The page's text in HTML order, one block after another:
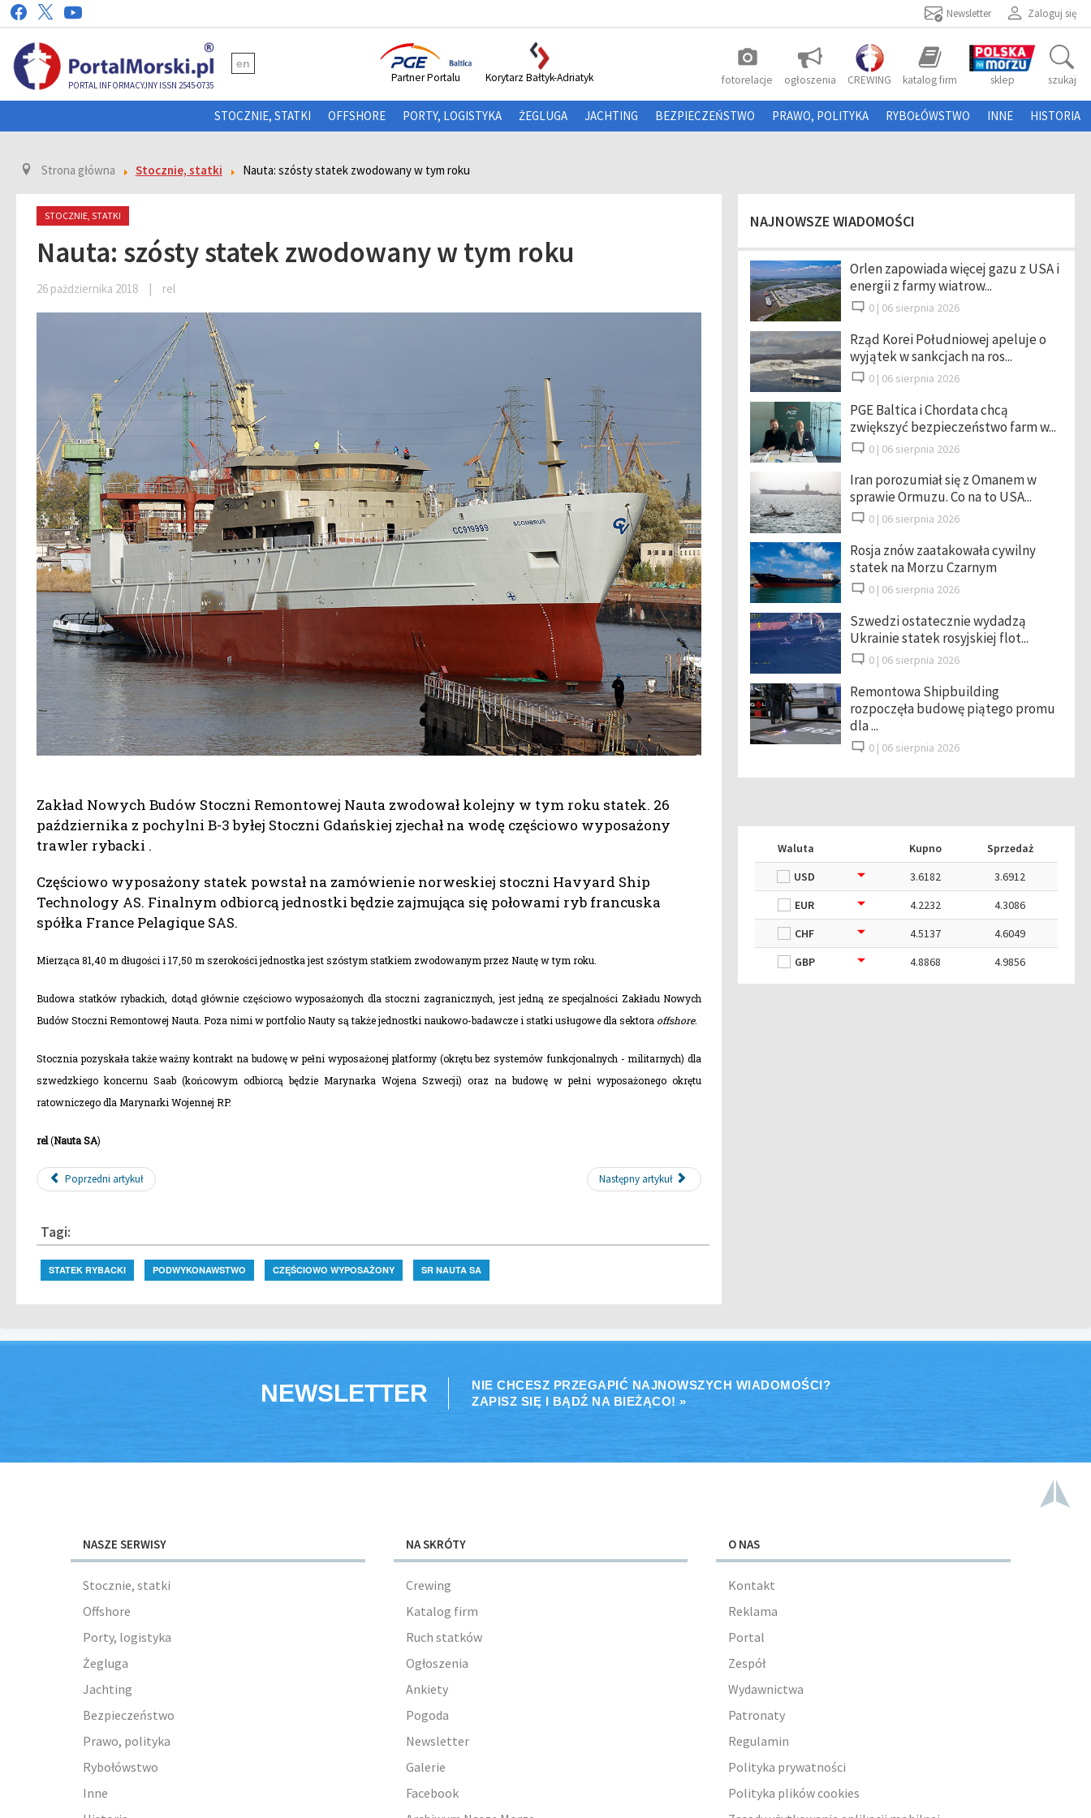
Zaloguj się
Newsletter
PORTAL INFORMACYJNY ISSN 2545-0735
en photo_camera
fotorelacje ogłoszenia CREWING katalog firm sklep szukaj
Partner Portalu Korytarz Bałtyk-Adriatyk
STOCZNIE, STATKI OFFSHORE PORTY, LOGISTYKA ŻEGLUGA JACHTING BEZPIECZEŃSTWO PRAWO, POLITYKA RYBOŁÓWSTWO INNE HISTORIA
Strona główna Stocznie, statki Nauta: szósty statek zwodowany w tym roku
STOCZNIE, STATKI
Nauta: szósty statek zwodowany w tym roku
26 pażdziernika 2018 | rel
Zakład Nowych Budów Stoczni Remontowej Nauta zwodował kolejny w tym roku statek. 26
października z pochylni B-3 byłej Stoczni Gdańskiej zjechał na wodę częściowo wyposażony
trawler rybacki .
Częściowo wyposażony statek powstał na zamówienie norweskiej stoczni Havyard Ship
Technology AS. Finalnym odbiorcą jednostki będzie zajmująca się połowami ryb francuska
spółka France Pelagique SAS.
Mierząca 81,40 m długości i 17,50 m szerokości jednostka jest szóstym statkiem zwodowanym przez Nautę w tym roku.
Budowa statków rybackich, dotąd głównie częściowo wyposażonych dla stoczni zagranicznych, jest jedną ze specjalności Zakładu Nowych
Budów Stoczni Remontowej Nauta. Poza nimi w portfolio Nauty są także jednostki naukowo-badawcze i statki usługowe dla sektora offshore.
Stocznia pozyskała także ważny kontrakt na budowę w pełni wyposażonej platformy (okrętu bez systemów funkcjonalnych - militarnych) dla
szwedzkiego koncernu Saab (końcowym odbiorcą będzie Marynarka Wojena Szwecji) oraz na budowę w pełni wyposażonego okrętu
ratowniczego dla Marynarki Wojennej RP.
rel(Nauta SA)
Poprzedni artykuł Następny artykuł
Tagi:
STATEK RYBACKI PODWYKONAWSTWO CZĘŚCIOWO WYPOSAŻONY SR NAUTA SA
NAJNOWSZE WIADOMOŚCI
Orlen zapowiada więcej gazu z USA i
energii z farmy wiatrow...
0 | 06 sierpnia 2026
Rząd Korei Południowej apeluje o
wyjątek w sankcjach na ros...
0 | 06 sierpnia 2026
PGE Baltica i Chordata chcą
zwiększyć bezpieczeństwo farm w...
0 | 06 sierpnia 2026
Iran porozumiał się z Omanem w
sprawie Ormuzu. Co na to USA...
0 | 06 sierpnia 2026
Rosja znów zaatakowała cywilny
statek na Morzu Czarnym
0 | 06 sierpnia 2026
Szwedzi ostatecznie wydadzą
Ukrainie statek rosyjskiej flot...
0 | 06 sierpnia 2026
Remontowa Shipbuilding
rozpoczęła budowę piątego promu
dla ...
0 | 06 sierpnia 2026
Waluta Kupno
Sprzedaż
USD
3.6182
3.6912
EUR
4.2232
4.3086
CHF
4.5137
4.6049
GBP
4.8868 4.9856
NEWSLETTER
NIE CHCESZ PRZEGAPIĆ NAJNOWSZYCH WIADOMOŚCI?
ZAPISZ SIĘ I BĄDŹ NA BIEŻĄCO! »
NASZE SERWISY
Stocznie, statki
Offshore
Porty, logistyka
Żegluga
Jachting
Bezpieczeństwo
Prawo, polityka
Rybołówstwo
Inne
NA SKRÓTY
Crewing
Katalog firm
Ruch statków
Ogłoszenia
Ankiety
Pogoda
Newsletter
Galerie
Facebook
O NAS
Kontakt
Reklama
Portal
Zespół
Wydawnictwa
Patronaty
Regulamin
Polityka prywatności
Polityka plików cookies